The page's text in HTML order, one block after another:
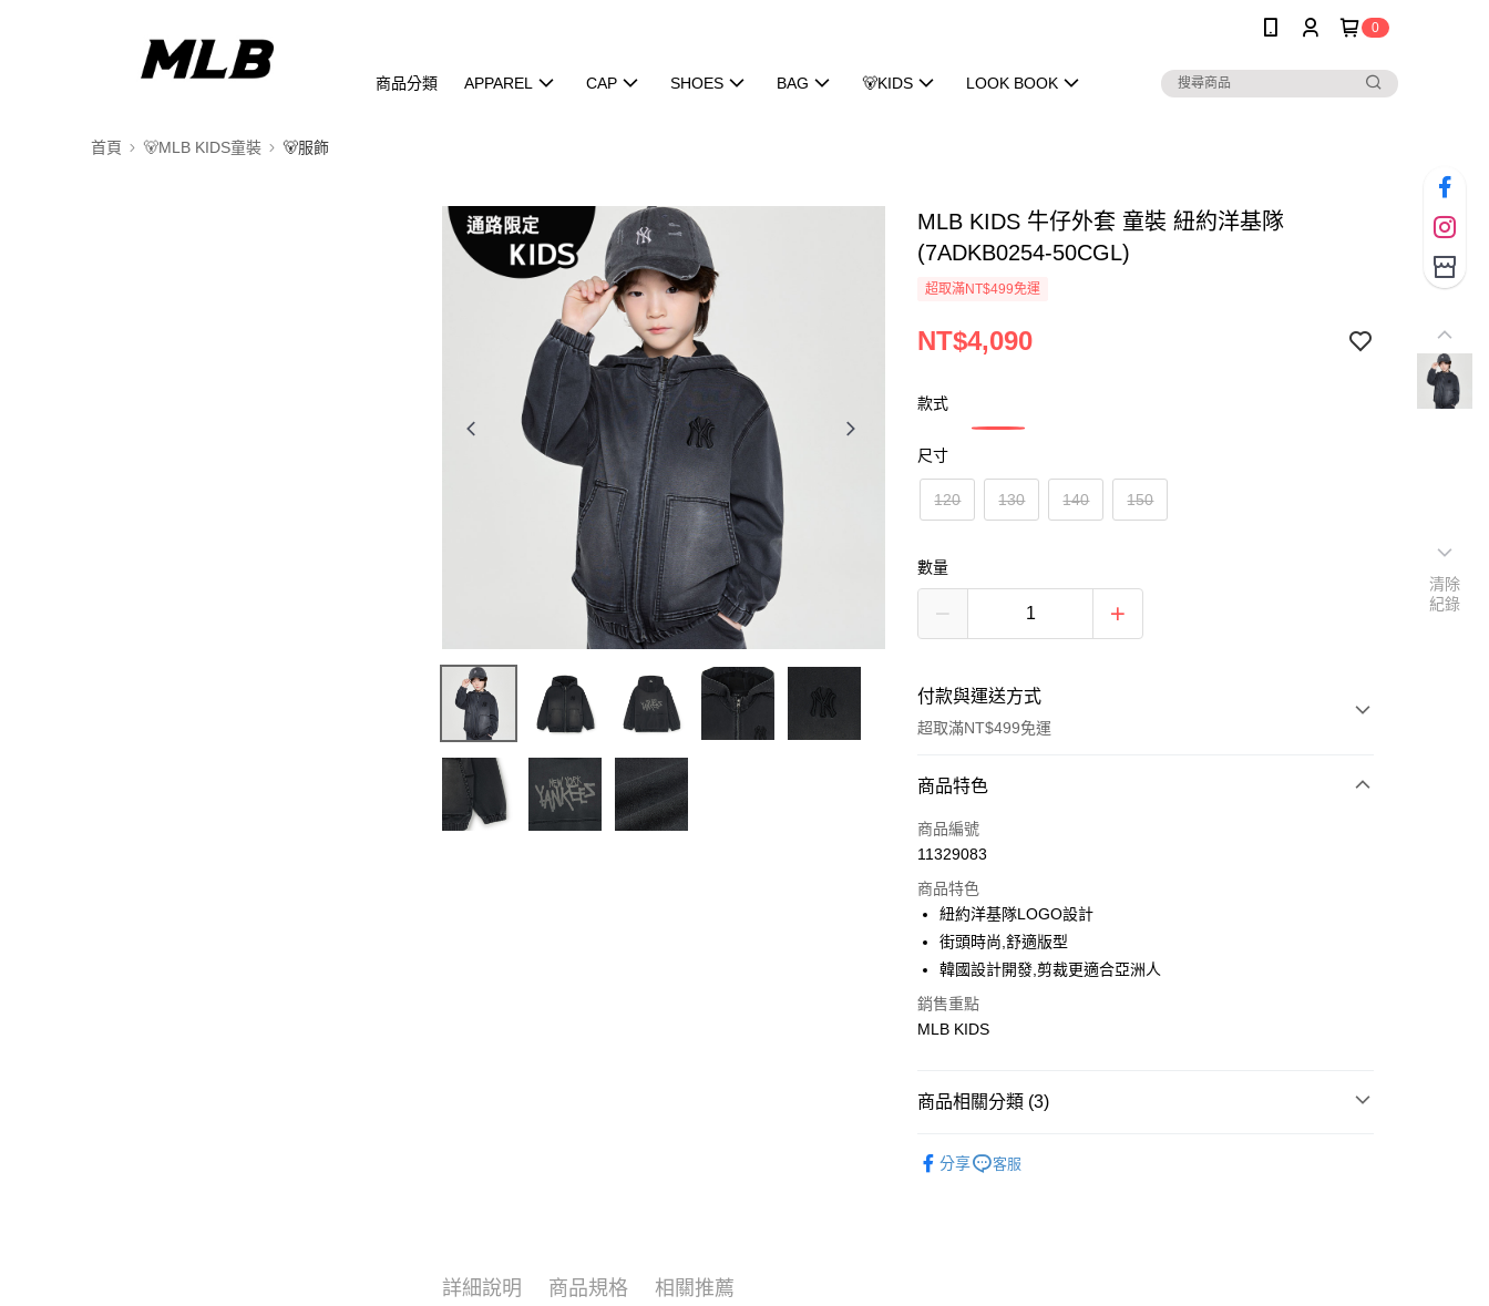
0
商品分類 APPAREL CAP SHOES BAG 🐻KIDS LOOK BOOK
首頁 🐻MLB KIDS童裝 🐻服飾
MLB KIDS 牛仔外套 童裝 紐約洋基隊
(7ADKB0254-50CGL)
超取滿NT$499免運
NT$4,090
款式
尺寸
120 130 140 150
數量
付款與運送方式
超取滿NT$499免運
付款方式
信用卡一次付款
LINE Pay
Apple Pay
悠遊付
運送方式
每筆NT$60，滿NT$499(含以上)免運費
商品特色
商品編號
11329083
商品特色
紐約洋基隊LOGO設計
街頭時尚,舒適版型
韓國設計開發,剪裁更適合亞洲人
銷售重點
MLB KIDS
商品相關分類 (3)
分享 客服
詳細說明 商品規格 相關推薦
清除
紀錄